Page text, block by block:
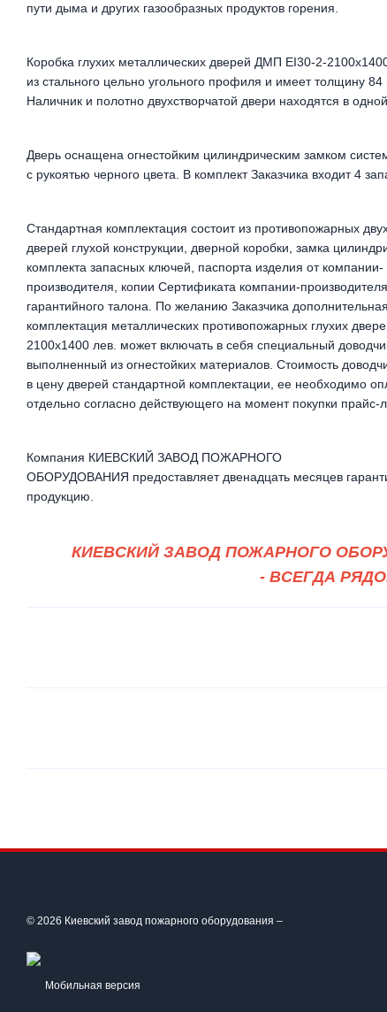
пути дыма и других газообразных продуктов горения.
Коробка глухих металлических дверей ДМП ЕІ30-2-
из стального цельно угольного профиля и имеет толщину 84
Наличник и полотно двухстворчатой двери находятся в одной
Дверь оснащена огнестойким цилиндрическим замком
с рукоятью черного цвета. В комплект Заказчика входит 4
Стандартная комплектация состоит из противопожарных
дверей глухой конструкции, дверной коробки, замка
комплекта запасных ключей, паспорта изделия от компании-
производителя, копии Сертификата компании-
гарантийного талона. По желанию Заказчика дополнительная
комплектация металлических противопожарных глухих
2100х1400 лев. может включать в себя специальный
выполненный из огнестойких материалов. Стоимость
в цену дверей стандартной комплектации, ее необходимо
отдельно согласно действующего на момент покупки прайс-
Компания КИЕВСКИЙ ЗАВОД ПОЖАРНОГО
ОБОРУДОВАНИЯ предоставляет двенадцать месяцев
продукцию.
КИЕВСКИЙ ЗАВОД ПОЖАРНОГО
- ВСЕГДА
© 2026 Киевский завод пожарного оборудования –
Мобильная версия